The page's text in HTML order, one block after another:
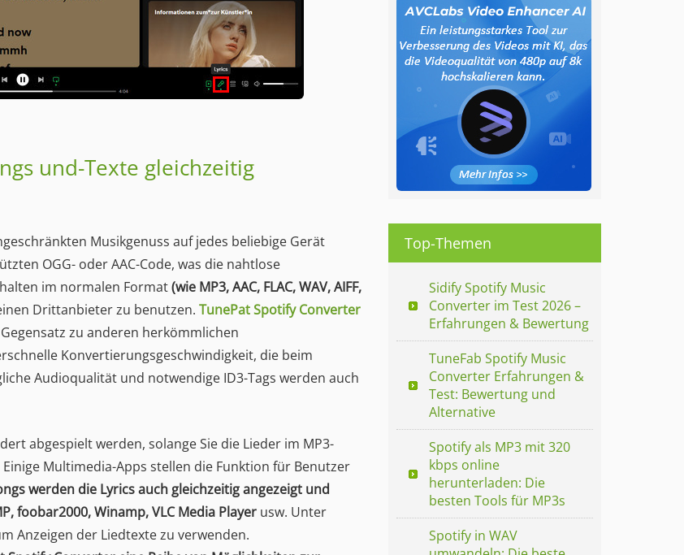
und-Texte gleichzeitig
Musikgenuss auf jedes beliebige Gerät
OGG- oder AAC-Code, was die nahtlose
im normalen Format(wie MP3, AAC, FLAC, WAV, AIFF,
Drittanbieter zu benutzen. TunePat Spotify Converter
zu anderen herkömmlichen
Konvertierungsgeschwindigkeit, die beim
Audioqualität und notwendige ID3-Tags werden auch
abgespielt werden, solange Sie die Lieder im MP3-
Multimedia-Apps stellen die Funktion für Benutzer
werden die Lyrics auch gleichzeitig angezeigt und
foobar2000, Winamp, VLC Media Player usw. Unter
Anzeigen der Liedtexte zu verwenden.
Top-Themen
Sidify Spotify Music
Converter im Test 2026 –
Erfahrungen & Bewertung
TuneFab Spotify Music
Converter Erfahrungen &
Test: Bewertung und
Alternative
Spotify als MP3 mit 320
kbps online
herunterladen: Die
besten Tools für MP3s
Spotify in WAV